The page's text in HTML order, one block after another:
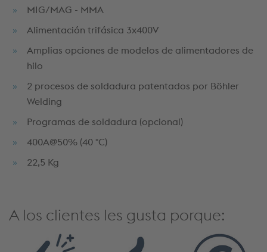
MIG/MAG - MMA
Alimentación trifásica 3x400V
Amplias opciones de modelos de alimentadores de
hilo
2 procesos de soldadura patentados por Böhler
Welding
Programas de soldadura (opcional)
400A@50% (40 °C)
22,5 Kg
A los clientes les gusta porque: